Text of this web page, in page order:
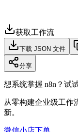
获取工作流
下载 JSON 文件
分享
想系统掌握 n8n？试
从零构建企业级工作
新。
微信小店下单